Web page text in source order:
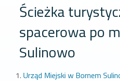
Ścieżka
spacerowa po
Sulinowo
Urząd Miejski w Bornem